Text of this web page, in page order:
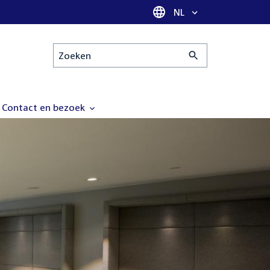
Taal selectie
NL
Zoeken
Contact en bezoek